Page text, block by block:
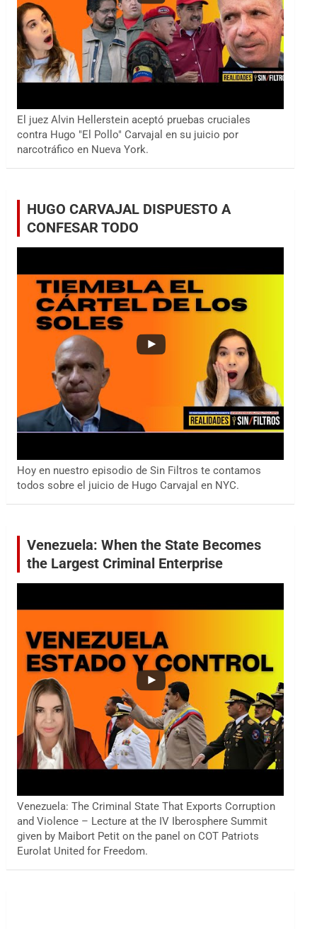
El juez Alvin Hellerstein aceptó pruebas cruciales
contra Hugo "El Pollo" Carvajal en su juicio por
narcotráfico en Nueva York.
HUGO CARVAJAL DISPUESTO A
CONFESAR TODO
Hoy en nuestro episodio de Sin Filtros te contamos
todos sobre el juicio de Hugo Carvajal en NYC.
Venezuela: When the State Becomes
the Largest Criminal Enterprise
Venezuela: The Criminal State That Exports Corruption
and Violence – Lecture at the IV Iberosphere Summit
given by Maibort Petit on the panel on COT Patriots
Eurolat United for Freedom.